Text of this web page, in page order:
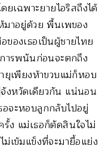
ยเฉพาะยายไอริสถึงได้
มาอยู่ด้วย พื้นเพของ
องเธอเป็นผู้ชายไทย
ารพนันก่อนจะตกถึง
ยุเพียงห้าขวบแม่ก็หอบ
งหวัดเดียวกัน แน่นอน
จะหอบลูกกลับไปอยู่
ง แม่เธอก็ตัดสินใจไม่
เข้มแข็งที่จะมายื้อแย่ง